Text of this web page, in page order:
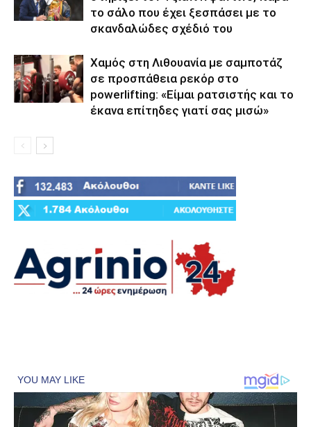
το σάλο που έχει ξεσπάσει με το
σκανδαλώδες σχέδιό του
Χαμός στη Λιθουανία με σαμποτάζ
σε προσπάθεια ρεκόρ στο
powerlifting: «Είμαι ρατσιστής και το
έκανα επίτηδες γιατί σας μισώ»